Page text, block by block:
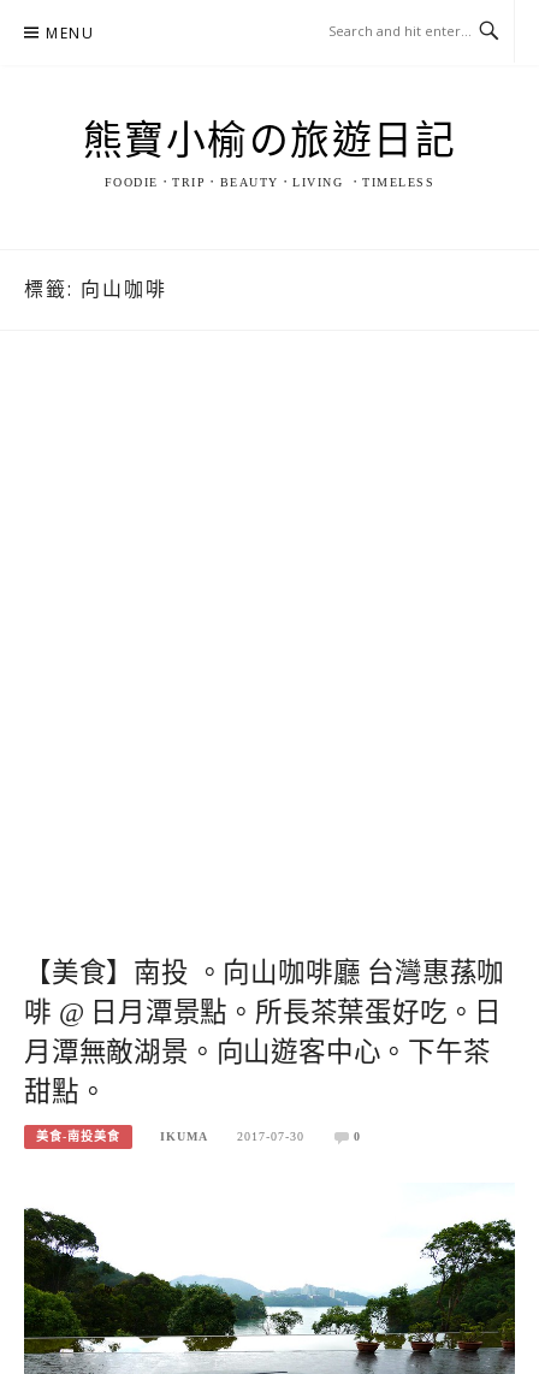
MENU
熊寶小榆の旅遊日記
FOODIE．TRIP．BEAUTY．LIVING ．TIMELESS
標籤: 向山咖啡
【美食】南投 。向山咖啡廳 台灣惠蓀咖
啡 @ 日月潭景點。所長茶葉蛋好吃。日
月潭無敵湖景。向山遊客中心。下午茶
甜點。
美食-南投美食 IKUMA 2017-07-30 0